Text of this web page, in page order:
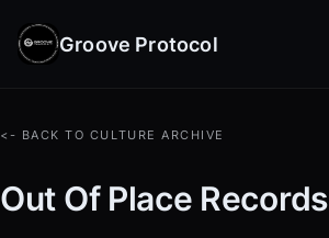
Groove Protocol
<- BACK TO CULTURE ARCHIVE
Out Of Place Records